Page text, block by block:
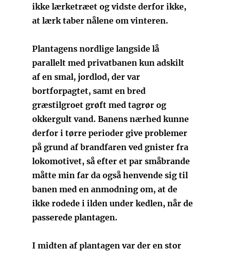
ikke lærketræet og vidste derfor ikke,
at lærk taber nålene om vinteren.
Plantagens nordlige langside lå
parallelt med privatbanen kun adskilt
af en smal, jordlod, der var
bortforpagtet, samt en bred
græstilgroet grøft med tagrør og
okkergult vand. Banens nærhed kunne
derfor i tørre perioder give problemer
på grund af brandfaren ved gnister fra
lokomotivet, så efter et par småbrande
måtte min far da også henvende sig til
banen med en anmodning om, at de
ikke rodede i ilden under kedlen, når de
passerede plantagen.
I midten af plantagen var der en stor